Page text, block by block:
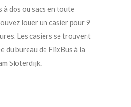
à dos ou sacs en toute
louer un casier pour 9
Les casiers se trouvent
du bureau de FlixBus à la
Sloterdijk.